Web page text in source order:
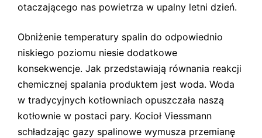
otaczającego nas powietrza w upalny letni dzień.
Obniżenie temperatury spalin do odpowiednio
niskiego poziomu niesie dodatkowe
konsekwencje. Jak przedstawiają równania reakcji
chemicznej spalania produktem jest woda. Woda
w tradycyjnych kotłowniach opuszczała naszą
kotłownie w postaci pary. Kocioł Viessmann
schładzając gazy spalinowe wymusza przemianę